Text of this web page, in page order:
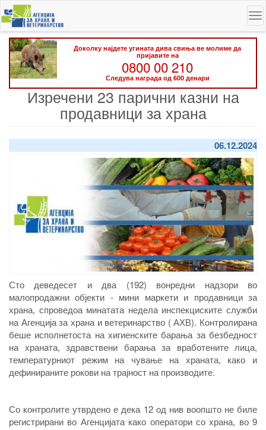
Skip
to
main
content
Доколку најдете угината дива свиња ве молиме да
пријавите на
0800 00 210
Следува награда од 600 денари
Изречени 23 парични казни на
продавници за храна
06.12.2024
Сто деведесет и два (192) вонредни надзори во
малопродажни објекти - мини маркети и продавници за
храна, спроведоа минатата недела инспекциските служби
на Агенција за храна и ветеринарство ( АХВ). Контролирана
беше исполнетоста на хигиенските барања за безбедност
на храната, здравствени барања за вработените лица,
температурниот режим на чување на храната, како и
дефинираните рокови на трајност на производите.
Со контролите утврдено е дека 12 од нив воопшто не биле
регистрирани во Агенцијата како оператори со храна, во 9